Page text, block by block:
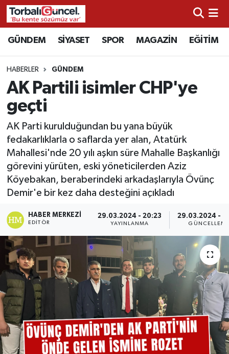
GÜNDEM SİYASET SPOR MAGAZİN EĞİTİM
HABERLER GÜNDEM
AK Partili isimler CHP'ye
geçti
AK Parti kurulduğundan bu yana büyük
fedakarlıklarla o saflarda yer alan, Atatürk
Mahallesi'nde 20 yılı aşkın süre Mahalle Başkanlığı
görevini yürüten, eski yöneticilerden Aziz
Köyebakan, beraberindeki arkadaşlarıyla Övünç
Demir'e bir kez daha desteğini açıkladı
HABER MERKEZI
EDITÖR
29.03.2024 - 20:23
YAYINLANMA
29.03.2024 -
İzmir Nöbetçi Eczaneler
İzmir Hava Durumu
İzmir Namaz Vakitleri
İzmir Trafik Yoğunluk Haritası
Süper Lig Puan Durumu ve Fikstür
Tüm Manşetler
Son Dakika Haberleri
Haber Arşivi